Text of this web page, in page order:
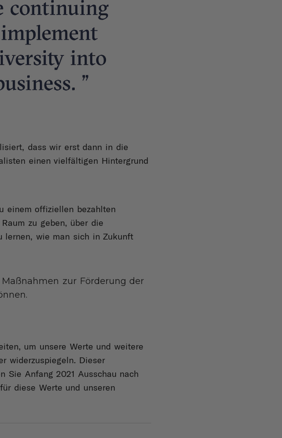
dass wir erst dann in die
einen vielfältigen Hintergrund
einem offiziellen bezahlten
zu geben, über die
lernen, wie man sich in Zukunft
zur Förderung der
um unsere Werte und weitere
widerzuspiegeln. Dieser
Sie Anfang 2021 Ausschau nach
diese Werte und unseren